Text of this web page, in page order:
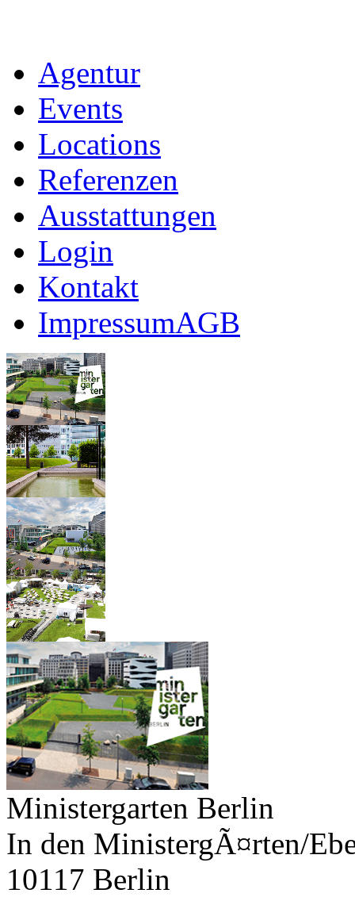
Agentur
Events
Locations
Referenzen
Ausstattungen
Login
Kontakt
ImpressumAGB
Ministergarten Berlin
In den MinistergÃ¤rten/
10117 Berlin